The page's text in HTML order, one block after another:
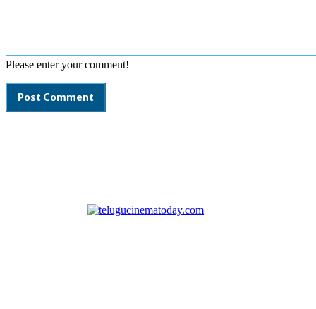
Please enter your comment!